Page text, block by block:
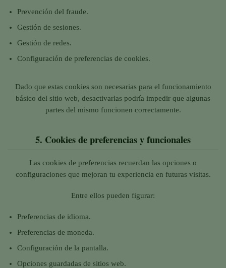
Prevención del fraude.
Gestión de sesiones.
Gestión de redes.
Configuración de preferencias de cookies.
Dado que estas cookies son necesarias para el funcionamiento
básico del sitio web, desactivarlas podría impedir que algunas
partes del mismo funcionen correctamente.
5. Cookies de preferencias y funcionales
Las cookies de preferencias recuerdan las opciones o
configuraciones que mejoran tu experiencia en futuras visitas.
Entre ellos pueden figurar:
Preferencias de idioma.
Preferencias de moneda.
Configuración de la pantalla.
Opciones guardadas de sitios web.